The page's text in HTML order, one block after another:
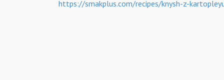
https://smakplus.com/recipes/knysh-z-